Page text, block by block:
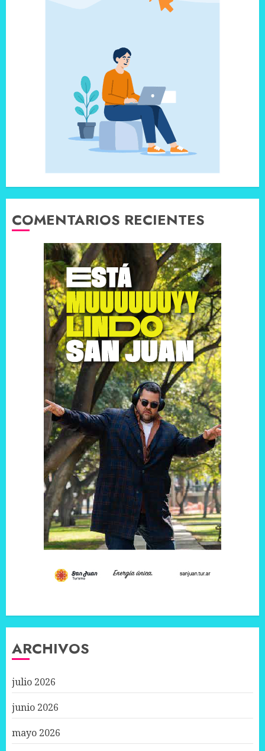
COMENTARIOS RECIENTES
ARCHIVOS
julio 2026
junio 2026
mayo 2026